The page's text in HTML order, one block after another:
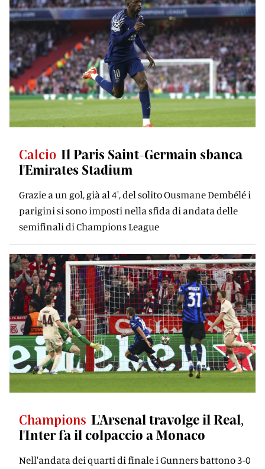
Calcio Il Paris Saint-Germain sbanca
l'Emirates Stadium
Grazie a un gol, già al 4', del solito Ousmane Dembélé i
parigini si sono imposti nella sfida di andata delle
semifinali di Champions League
Champions L'Arsenal travolge il Real,
l'Inter fa il colpaccio a Monaco
Nell'andata dei quarti di finale i Gunners battono 3-0